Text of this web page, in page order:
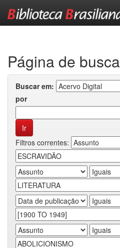
Página de busca
Buscar em:
por
Filtros correntes: